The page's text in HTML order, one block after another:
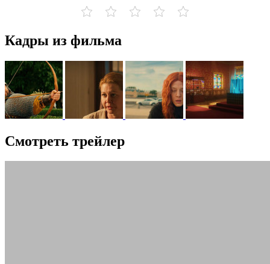
Кадры из фильма
Смотреть трейлер